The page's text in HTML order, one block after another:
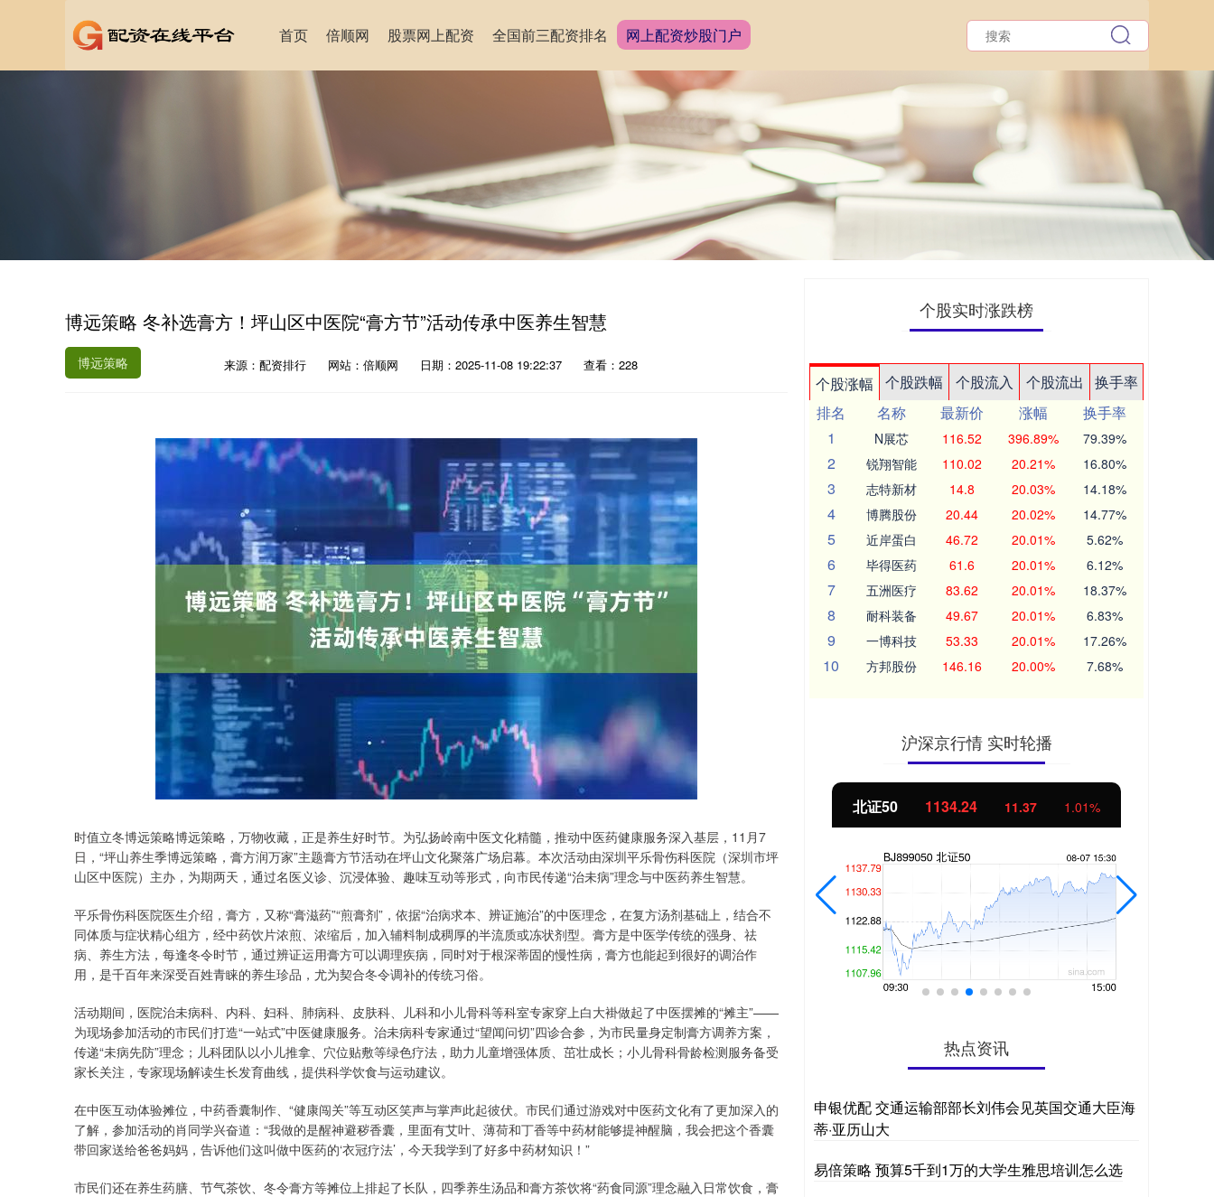
首页 倍顺网 股票网上配资 全国前三配资排名 网上配资炒股门户
博远策略 冬补选膏方！坪山区中医院“膏方节”活动传承中医养生智慧
博远策略 来源：配资排行 网站：倍顺网 日期：2025-11-08 19:22:37 查看：228
时值立冬博远策略博远策略，万物收藏，正是养生好时节。为弘扬岭南中医文化精髓，推动中医药健康服务深入基层，11月7
日，“坪山养生季博远策略，膏方润万家”主题膏方节活动在坪山文化聚落广场启幕。本次活动由深圳平乐骨伤科医院（深圳市坪
山区中医院）主办，为期两天，通过名医义诊、沉浸体验、趣味互动等形式，向市民传递“治未病”理念与中医药养生智慧。
平乐骨伤科医院医生介绍，膏方，又称“膏滋药”“煎膏剂”，依据“治病求本、辨证施治”的中医理念，在复方汤剂基础上，结合不
同体质与症状精心组方，经中药饮片浓煎、浓缩后，加入辅料制成稠厚的半流质或冻状剂型。膏方是中医学传统的强身、祛
病、养生方法，每逢冬令时节，通过辨证运用膏方可以调理疾病，同时对于根深蒂固的慢性病，膏方也能起到很好的调治作
用，是千百年来深受百姓青睐的养生珍品，尤为契合冬令调补的传统习俗。
活动期间，医院治未病科、内科、妇科、肺病科、皮肤科、儿科和小儿骨科等科室专家穿上白大褂做起了中医摆摊的“摊主”——
为现场参加活动的市民们打造“一站式”中医健康服务。治未病科专家通过“望闻问切”四诊合参，为市民量身定制膏方调养方案，
传递“未病先防”理念；儿科团队以小儿推拿、穴位贴敷等绿色疗法，助力儿童增强体质、茁壮成长；小儿骨科骨龄检测服务备受
家长关注，专家现场解读生长发育曲线，提供科学饮食与运动建议。
在中医互动体验摊位，中药香囊制作、“健康闯关”等互动区笑声与掌声此起彼伏。市民们通过游戏对中医药文化有了更加深入的
了解，参加活动的肖同学兴奋道：“我做的是醒神避秽香囊，里面有艾叶、薄荷和丁香等中药材能够提神醒脑，我会把这个香囊
带回家送给爸爸妈妈，告诉他们这叫做中医药的‘衣冠疗法’，今天我学到了好多中药材知识！”
市民们还在养生药膳、节气茶饮、冬令膏方等摊位上排起了长队，四季养生汤品和膏方茶饮将“药食同源”理念融入日常饮食，膏
个股实时涨跌榜
个股涨幅 个股跌幅 个股流入 个股流出
换手率
排名
名称 最新价 涨幅
换手率
1
N展芯 116.52 396.89% 79.39%
2 锐翔智能 110.02 20.21% 16.80%
3 志特新材 14.8 20.03% 14.18%
4 博腾股份 20.44 20.02% 14.77%
5 近岸蛋白 46.72 20.01% 5.62%
6 毕得医药 61.6 20.01% 6.12%
7 五洲医疗 83.62 20.01% 18.37%
8 耐科装备 49.67 20.01% 6.83%
9 一博科技 53.33 20.01% 17.26%
10 方邦股份 146.16 20.00% 7.68%
沪深京行情 实时轮播
深证成指 14311.01 沪深300 4694.44 北证50 1134.24 11.37 1.01%
热点资讯
申银优配 交通运输部部长刘伟会见英国交通大臣海
蒂·亚历山大
易倍策略 预算5千到1万的大学生雅思培训怎么选